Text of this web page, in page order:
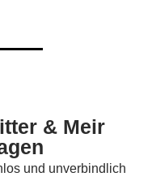
& Meir
und unverbindlich